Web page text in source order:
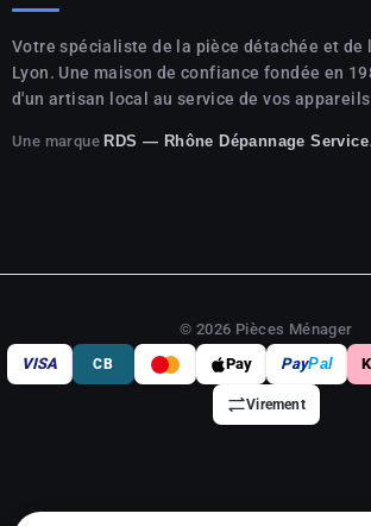
Votre spécialiste de la pièce détachée et de
Lyon. Une maison de confiance fondée en
d'un artisan local au service de vos
Une marque RDS — Rhône Dépannage Service.
© 2026 Pièces Ménager
VISA
CB Pay PayPal
Virement